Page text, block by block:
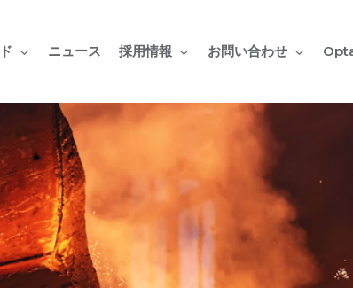
ニュース 採用情報 お問い合わせ